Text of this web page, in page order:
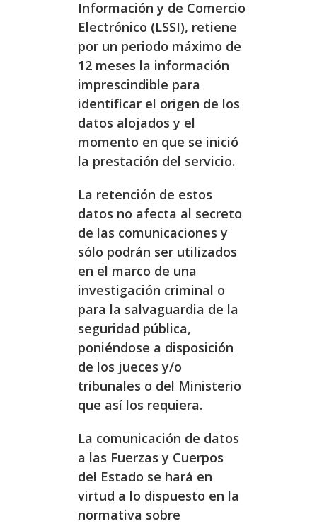
Información y de Comercio
Electrónico (LSSI), retiene
por un periodo máximo de
12 meses la información
imprescindible para
identificar el origen de los
datos alojados y el
momento en que se inició
la prestación del servicio.
La retención de estos
datos no afecta al secreto
de las comunicaciones y
sólo podrán ser utilizados
en el marco de una
investigación criminal o
para la salvaguardia de la
seguridad pública,
poniéndose a disposición
de los jueces y/o
tribunales o del Ministerio
que así los requiera.
La comunicación de datos
a las Fuerzas y Cuerpos
del Estado se hará en
virtud a lo dispuesto en la
normativa sobre